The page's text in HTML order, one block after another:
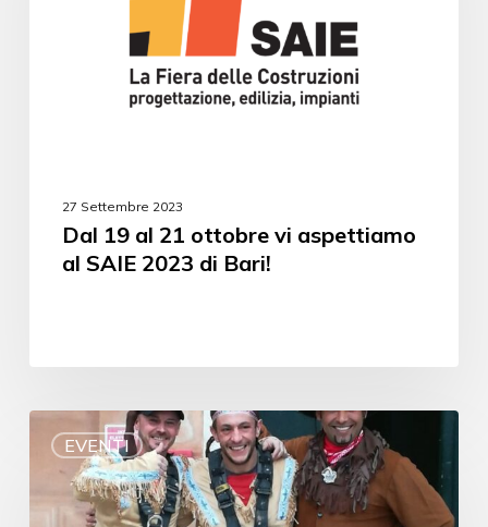
27 Settembre 2023
Dal 19 al 21 ottobre vi aspettiamo
al SAIE 2023 di Bari!
EVENTI